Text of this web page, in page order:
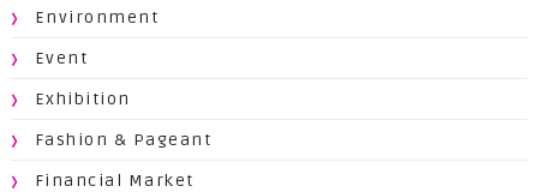
Environment
Event
Exhibition
Fashion & Pageant
Financial Market